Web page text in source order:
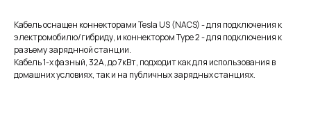
Кабель оснащен коннекторами Tesla US (NACS) - для подключения к
электромобилю/гибриду, и коннектором Type 2 - для подключения к
разъему заряднной станции.
Кабель 1-х фазный, 32А, до 7кВт, подходит как для использования в
домашних условиях, так и на публичных зарядных станциях.